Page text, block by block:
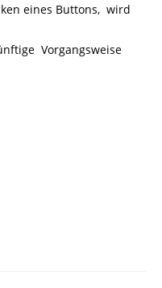
eines Buttons, wird
Vorgangsweise